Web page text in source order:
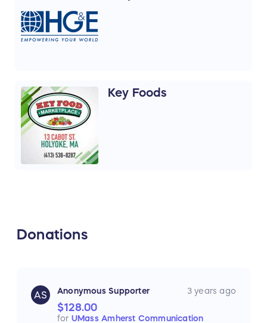
Key Foods
Donations
AS Anonymous Supporter 3 years ago
$128.00
for UMass Amherst Communication